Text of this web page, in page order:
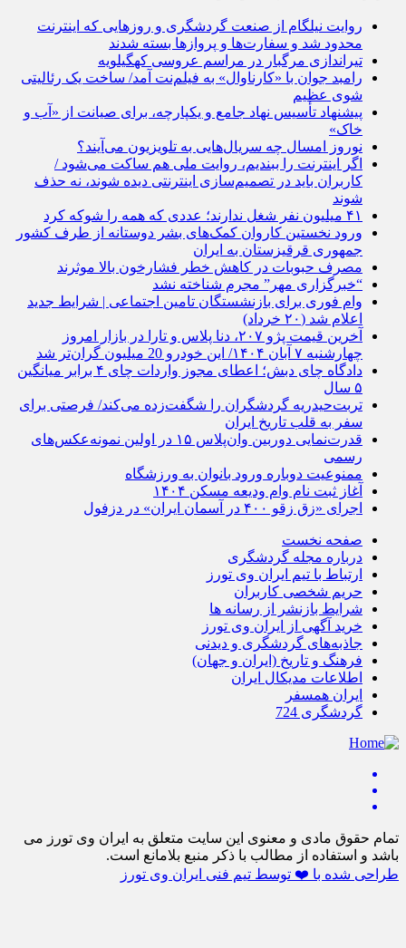
روایت نیلگام از صنعت گردشگری و روزهایی که اینترنت
محدود شد و سفارت‌ها و پروازها بسته شدند
تیراندازی مرگبار در مراسم عروسی کهگیلویه
رامبد جوان با «کارناوال» به فیلم‌نت آمد/ ساخت یک رئالیتی
شوی عظیم
پیشنهاد تأسیس نهاد جامع و یکپارچه، برای صیانت از «آب و
خاک»
نوروز امسال چه سریال‌هایی به تلویزیون می‌آیند؟
اگر اینترنت را ببندیم، روایت ملی هم ساکت می‌شود /
کاربران باید در تصمیم‌سازی اینترنتی دیده شوند، نه حذف
شوند
۴۱ میلیون نفر شغل ندارند؛ عددی که همه را شوکه کرد
ورود نخستین کاروان کمک‌های بشر دوستانه از طرف کشور
جمهوری قرقیزستان به ایران
مصرف حبوبات در کاهش خطر فشارخون بالا موثرند
“خبرگزاری مهر” مجرم شناخته نشد
وام فوری برای بازنشستگان تامین اجتماعی | شرایط جدید
اعلام شد (۲۰ خرداد)
آخرین قیمت پژو ۲۰۷، دنا پلاس و تارا در بازار امروز
چهارشنبه ۷ آبان ۱۴۰۴/ این خودرو 20 میلیون گران‌تر شد
دادگاه چای دبش؛ اعطای مجوز واردات چای ۴ برابر میانگین
۵ سال
تربت‌حیدریه گردشگران را شگفت‌زده می‌کند/ فرصتی برای
سفر به قلب تاریخ ایران
قدرت‌نمایی دوربین وان‌پلاس ۱۵ در اولین نمونه‌عکس‌های
رسمی
ممنوعیت دوباره ورود بانوان به ورزشگاه
آغاز ثبت نام وام ودیعه مسکن ۱۴۰۴
اجرای «زق زقو ۴۰۰ در آسمان ایران» در دزفول
صفحه نخست
درباره مجله گردشگری
ارتباط با تیم ایران وی تورز
حریم شخصی کاربران
شرایط بازنشر از رسانه ها
خرید آگهی از ایران وی تورز
جاذبه‌های گردشگری و دیدنی
فرهنگ و تاریخ (ایران و جهان)
اطلاعات مدیکال ایران
ایران همسفر
گردشگری 724
تمام حقوق مادی و معنوی این سایت متعلق به ایران وی تورز می
باشد و استفاده از مطالب با ذکر منبع بلامانع است.
طراحی شده با ❤️ توسط تیم فنی ایران وی تورز